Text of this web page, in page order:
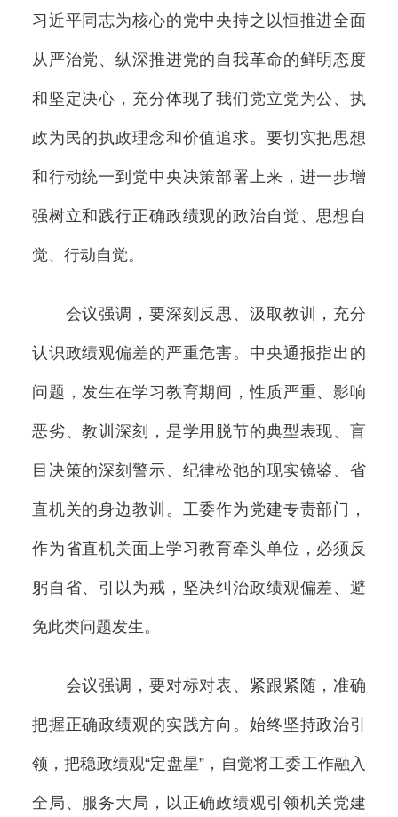
习近平同志为核心的党中央持之以恒推进全面
从严治党、纵深推进党的自我革命的鲜明态度
和坚定决心，充分体现了我们党立党为公、执
政为民的执政理念和价值追求。要切实把思想
和行动统一到党中央决策部署上来，进一步增
强树立和践行正确政绩观的政治自觉、思想自
觉、行动自觉。
会议强调，要深刻反思、汲取教训，充分
认识政绩观偏差的严重危害。中央通报指出的
问题，发生在学习教育期间，性质严重、影响
恶劣、教训深刻，是学用脱节的典型表现、盲
目决策的深刻警示、纪律松弛的现实镜鉴、省
直机关的身边教训。工委作为党建专责部门，
作为省直机关面上学习教育牵头单位，必须反
躬自省、引以为戒，坚决纠治政绩观偏差、避
免此类问题发生。
会议强调，要对标对表、紧跟紧随，准确
把握正确政绩观的实践方向。始终坚持政治引
领，把稳政绩观“定盘星”，自觉将工委工作融入
全局、服务大局，以正确政绩观引领机关党建